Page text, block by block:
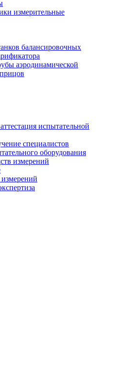
измерительные
балансировочных
аэродинамической
испытательной
специалистов
оборудования
измерений
измерений